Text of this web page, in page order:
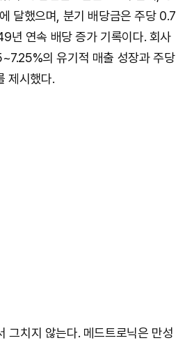
달했으며, 분기 배당금은 주당 0.7
년 연속 배당 증가 기록이다. 회사
의 유기적 매출 성장과 주당
제시했다.
그치지 않는다. 메드트로닉은 만성